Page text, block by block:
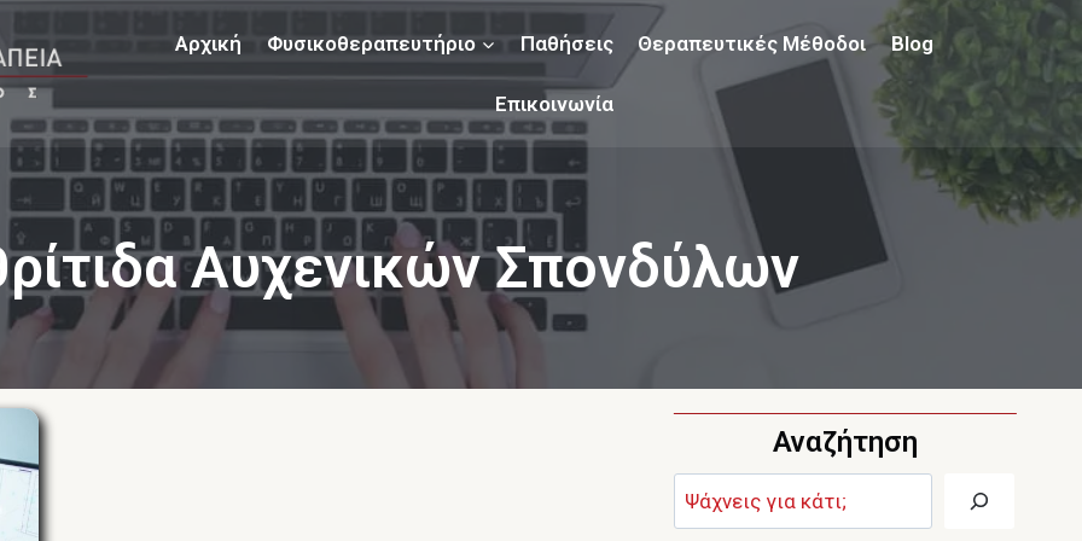
Αρχική Φυσικοθεραπευτήριο Παθήσεις Θεραπευτικές Μέθοδοι Blog
Επικοινωνία
Αυχενικών Σπονδύλων
Αναζήτηση